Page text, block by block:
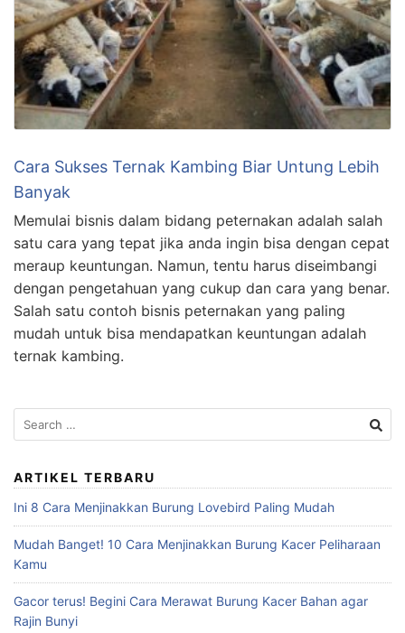
Cara Sukses Ternak Kambing Biar Untung Lebih
Banyak
Memulai bisnis dalam bidang peternakan adalah salah
satu cara yang tepat jika anda ingin bisa dengan cepat
meraup keuntungan. Namun, tentu harus diseimbangi
dengan pengetahuan yang cukup dan cara yang benar.
Salah satu contoh bisnis peternakan yang paling
mudah untuk bisa mendapatkan keuntungan adalah
ternak kambing.
Search
for:
ARTIKEL TERBARU
Ini 8 Cara Menjinakkan Burung Lovebird Paling Mudah
Mudah Banget! 10 Cara Menjinakkan Burung Kacer Peliharaan
Kamu
Gacor terus! Begini Cara Merawat Burung Kacer Bahan agar
Rajin Bunyi